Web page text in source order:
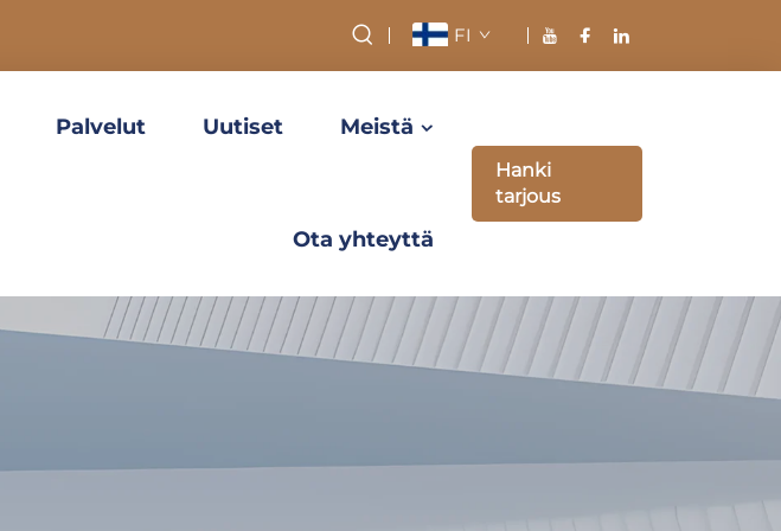
FI
Palvelut Uutiset Meistä
Ota yhteyttä
Hanki
tarjous